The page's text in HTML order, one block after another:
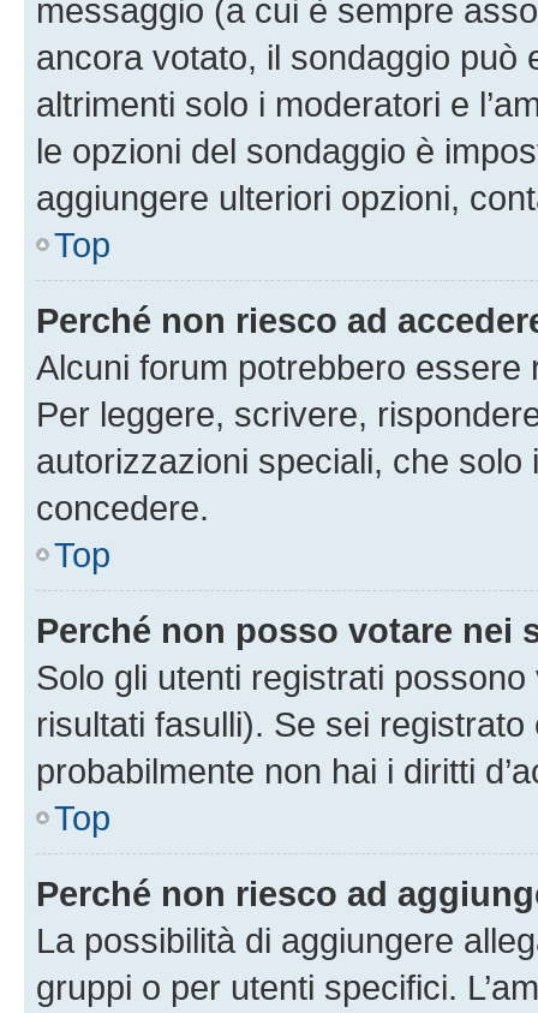
messaggio (a cui è sempre
ancora votato, il sondaggio può
altrimenti solo i moderatori e
le opzioni del sondaggio è
aggiungere ulteriori opzioni,
Top
Perché non riesco ad
Alcuni forum potrebbero
Per leggere, scrivere,
autorizzazioni speciali, che solo
concedere.
Top
Perché non posso votare nei
Solo gli utenti registrati
risultati fasulli). Se sei
probabilmente non hai i diritti
Top
Perché non riesco ad
La possibilità di aggiungere
gruppi o per utenti specifici.